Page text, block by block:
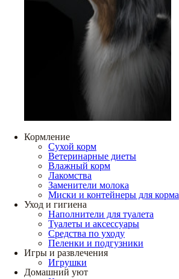
Кормление
Сухой корм
Ветеринарные диеты
Влажный корм
Лакомства
Заменители молока
Миски и контейнеры для корма
Уход и гигиена
Наполнители для туалета
Туалеты и аксессуары
Средства по уходу
Пеленки и подгузники
Игры и развлечения
Игрушки
Домашний уют